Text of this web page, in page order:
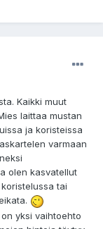
Kaikki muut
laittaa mustan
ja koristeissa
varmaan
olen kasvatellut
tai
yksi vaihtoehto